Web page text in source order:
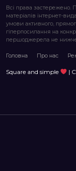
Всі права застережено.
матеріалів інтернет-
умови активного,
гіперпосилання на
першоджерела не нижче
Головна Про нас
Square and simple |